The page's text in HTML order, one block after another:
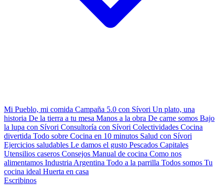
Mi Pueblo, mi comida Campaña 5.0 con Sívori Un plato, una
historia De la tierra a tu mesa Manos a la obra De carne somos Bajo
la lupa con Sívori Consultoría con Sívori Colectividades Cocina
divertida Todo sobre Cocina en 10 minutos Salud con Sívori
Ejercicios saludables Le damos el gusto Pescados Capitales
Utensilios caseros Consejos Manual de cocina Como nos
alimentamos Industria Argentina Todo a la parrilla Todos somos Tu
cocina ideal Huerta en casa
Escribinos